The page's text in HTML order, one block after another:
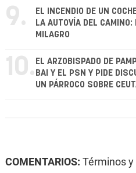
9.
EL INCENDIO DE UN
LA AUTOVÍA DEL
MILAGRO
10. EL ARZOBISPADO DE
BAI Y EL PSN Y PIDE
UN PÁRROCO SOBRE
COMENTARIOS: Términos